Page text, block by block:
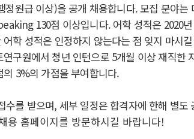
원급 이상)을 공개 채용합니다. 모집 분야는
130점 이상입니다. 어학 성적은 2020
학 성적은 인정하지 않는다는 점 잊지 마시
구원에서 청년 인턴으로 5개월 이상 재직한
3%의 가점을 부여합니다.
수를 받으며, 세부 일정은 합격자에 한해 별도
용 홈페이지를 방문하시길 바랍니다!